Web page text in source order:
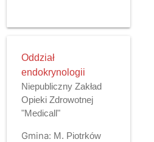
Oddział
endokrynologii
Niepubliczny Zakład
Opieki Zdrowotnej
"Medicall"
Gmina: M. Piotrków